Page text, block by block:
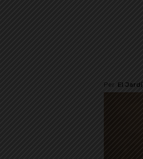
Per El Jardí